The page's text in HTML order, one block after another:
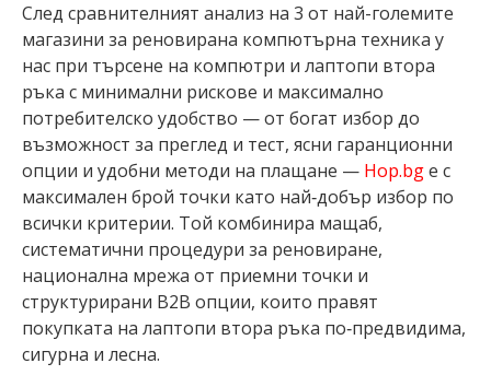
След сравнителният анализ на 3 от най-големите
магазини за реновирана компютърна техника у
нас при търсене на компютри и лаптопи втора
ръка с минимални рискове и максимално
потребителско удобство — от богат избор до
възможност за преглед и тест, ясни гаранционни
опции и удобни методи на плащане — Hop.bgе с
максимален брой точки като най‑добър избор по
всички критерии. Той комбинира мащаб,
систематични процедури за реновиране,
национална мрежа от приемни точки и
структурирани B2B опции, които правят
покупката на лаптопи втора ръка по‑предвидима,
сигурна и лесна.